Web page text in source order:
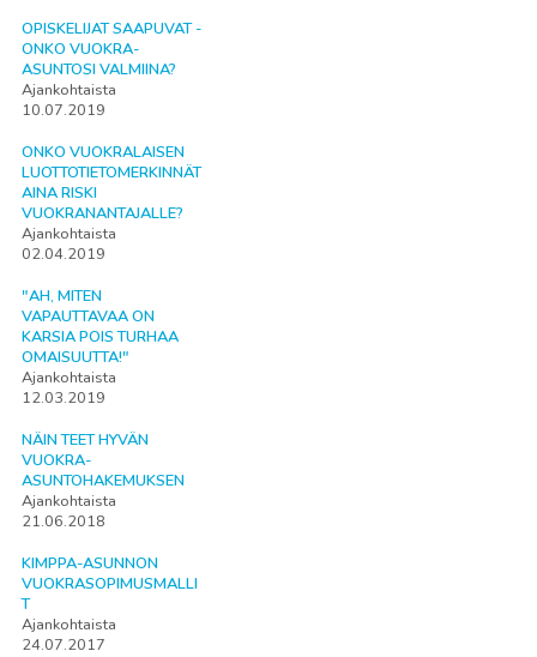
OPISKELIJAT SAAPUVAT -
ONKO VUOKRA-
ASUNTOSI VALMIINA?
Ajankohtaista
10.07.2019
ONKO VUOKRALAISEN
LUOTTOTIETOMERKINNÄT
AINA RISKI
VUOKRANANTAJALLE?
Ajankohtaista
02.04.2019
"AH, MITEN
VAPAUTTAVAA ON
KARSIA POIS TURHAA
OMAISUUTTA!"
Ajankohtaista
12.03.2019
NÄIN TEET HYVÄN
VUOKRA-
ASUNTOHAKEMUKSEN
Ajankohtaista
21.06.2018
KIMPPA-ASUNNON
VUOKRASOPIMUSMALLI
T
Ajankohtaista
24.07.2017